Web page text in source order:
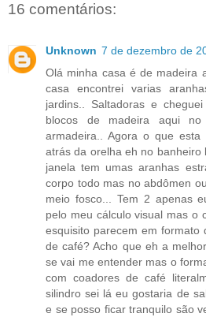
16 comentários:
Unknown 7 de dezembro de
Olá minha casa é de madeira
casa encontrei varias
jardins.. Saltadoras e
blocos de madeira aqui
armadeira.. Agora o que
atrás da orelha eh no banheiro
janela tem umas aranhas
corpo todo mas no abdômen
meio fosco... Tem 2 apenas
pelo meu cálculo visual mas o
esquisito parecem em formato
de café? Acho que eh a
se vai me entender mas o
com coadores de café
silindro sei lá eu gostaria de
e se posso ficar tranquilo são